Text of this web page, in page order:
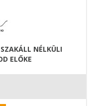
NÉLKÜLI
ELŐKE